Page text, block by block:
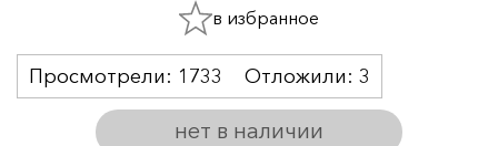
нет в наличии
Просмотрели: 1733 Отложили: 3
в избранное